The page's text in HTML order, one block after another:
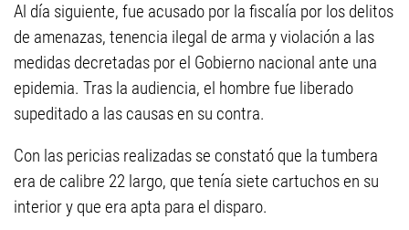
Al día siguiente, fue acusado por la fiscalía por los delitos
de amenazas, tenencia ilegal de arma y violación a las
medidas decretadas por el Gobierno nacional ante una
epidemia. Tras la audiencia, el hombre fue liberado
supeditado a las causas en su contra.
Con las pericias realizadas se constató que la tumbera
era de calibre 22 largo, que tenía siete cartuchos en su
interior y que era apta para el disparo.